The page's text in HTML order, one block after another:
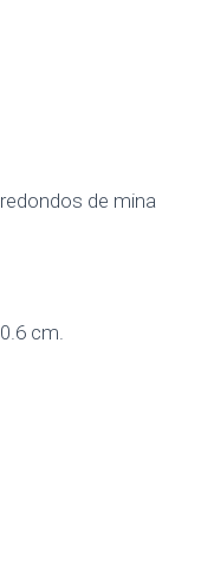
de mina
cm.